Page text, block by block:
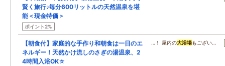
賢く旅行♪毎分600リットルの天然温泉を堪
能＜現金特価＞
ポイント2%
【朝食付】家庭的な手作り和朝食は一日のエ
ネルギー！天然かけ流しのさぎの湯温泉、2
4時間入浴OK☆
…！ 屋内の大浴場もござい…